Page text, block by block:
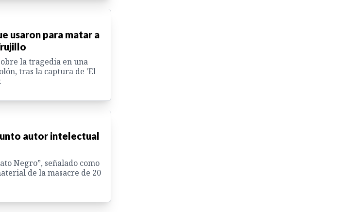
usaron para matar a
la tragedia en una
tras la captura de 'El
autor intelectual
Negro”, señalado como
de la masacre de 20